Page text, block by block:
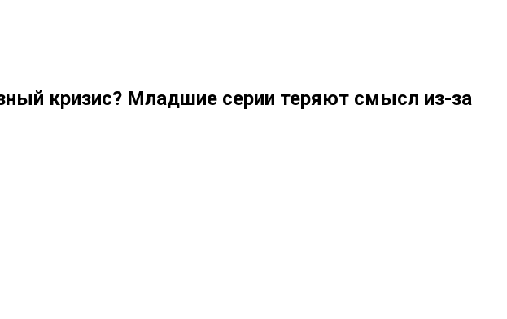
кризис? Младшие серии теряют смысл из-за